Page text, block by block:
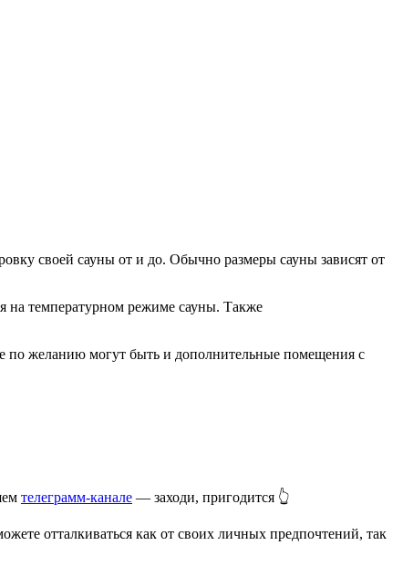
своей сауны от и до. Обычно размеры сауны зависят от
на температурном режиме сауны. Также
по желанию могут быть и дополнительные помещения с
телеграмм-канале — заходи, пригодится 👆
отталкиваться как от своих личных предпочтений, так